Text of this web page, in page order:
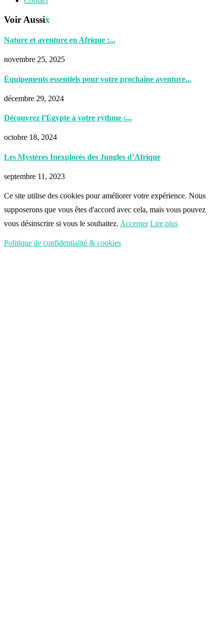
Voir Aussix
Nature et aventure en Afrique :...
novembre 25, 2025
Équipements essentiels pour votre prochaine aventure...
décembre 29, 2024
Découvrez l’Égypte à votre rythme :...
octobre 18, 2024
Les Mystères Inexplorés des Jungles d’Afrique
septembre 11, 2023
Ce site utilise des cookies pour améliorer votre expérience. Nous
supposerons que vous êtes d'accord avec cela, mais vous pouvez
vous désinscrire si vous le souhaitez. Accepter Lire plus
Politique de confidentialité & cookies